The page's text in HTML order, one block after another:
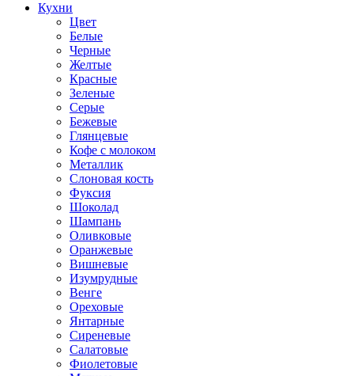
Кухни
Цвет
Белые
Черные
Желтые
Красные
Зеленые
Серые
Бежевые
Глянцевые
Кофе с молоком
Металлик
Слоновая кость
Фуксия
Шоколад
Шампань
Оливковые
Оранжевые
Вишневые
Изумрудные
Венге
Ореховые
Янтарные
Сиреневые
Салатовые
Фиолетовые